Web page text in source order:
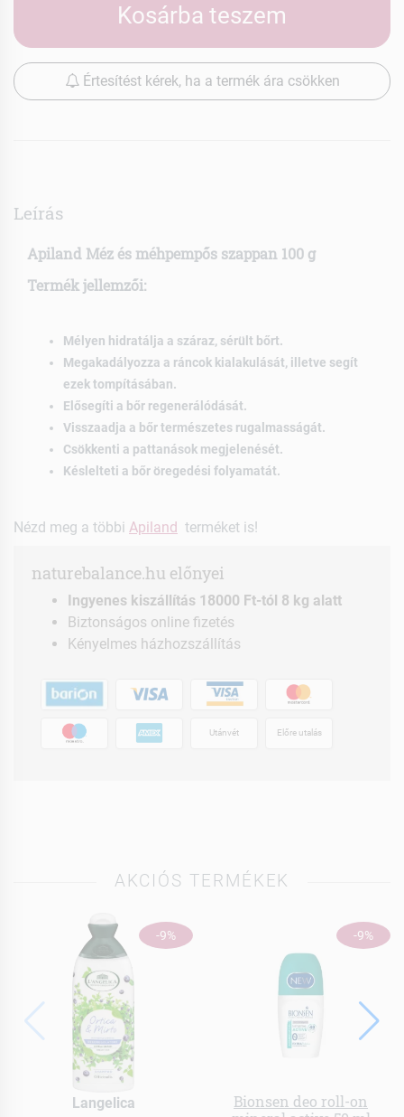
Kosárba teszem
Értesítést kérek, ha a termék ára csökken
Leírás
Apiland Méz és méhpempős szappan 100 g
Termék jellemzői:
Mélyen hidratálja a száraz, sérült bőrt.
Megakadályozza a ráncok kialakulását, illetve segít
ezek tompításában.
Elősegíti a bőr regenerálódását.
Visszaadja a bőr természetes rugalmasságát.
Csökkenti a pattanások megjelenését.
Késlelteti a bőr öregedési folyamatát.
Nézd meg a többi Apiland terméket is!
naturebalance.hu előnyei
Ingyenes kiszállítás 18000 Ft-tól 8 kg alatt
Biztonságos online fizetés
Kényelmes házhozszállítás
Utánvét Előre utalás
AKCIÓS TERMÉKEK
-9%
Langelica
-9%
Bionsen deo roll-on